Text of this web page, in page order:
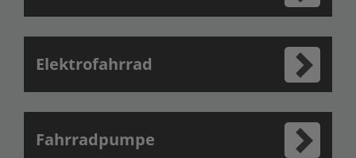
Elektrofahrrad
Fahrradpumpe